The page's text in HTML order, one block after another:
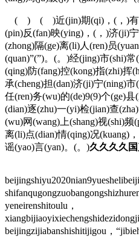
( ) ( )近(jin)期(qi)，(，)有
(pin)反(fan)映(ying)，(，)济(ji)
(zhong)隔(ge)离(li)人(ren)员
(quan)”(”)。(。)经(jing)市(shi)
(qing)防(fang)控(kong)指(zhi)挥
承(cheng)担(dan)济(ji)宁(ning)
任(ren)务(wu)的(de)9(9)个(ge)
(dian)逐(zhu)一(yi)检(jian)查
(wu)网(wang)上(shang)视(shi)
离(li)点(dian)情(qing)况(kuang)
谣(yao)言(yan)。(。)久久久久
yeneirenshitoulu，
beijingzijiabanshishitijigou，